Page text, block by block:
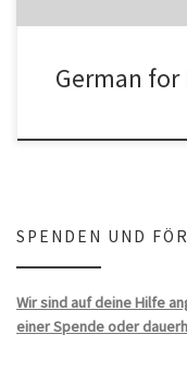
German
SPENDEN UND
Wir sind auf deine Hilfe
einer Spende oder